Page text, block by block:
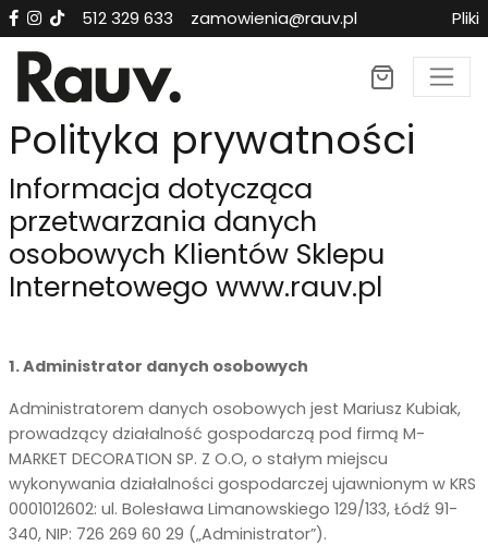
512 329 633 zamowienia@rauv.pl Pliki
Polityka prywatności
Informacja dotycząca
przetwarzania danych
osobowych Klientów Sklepu
Internetowego www.rauv.pl
1. Administrator danych osobowych
Administratorem danych osobowych jest Mariusz Kubiak,
prowadzący działalność gospodarczą pod firmą M-
MARKET DECORATION SP. Z O.O, o stałym miejscu
wykonywania działalności gospodarczej ujawnionym w KRS
0001012602: ul. Bolesława Limanowskiego 129/133, Łódź 91-
340, NIP: 726 269 60 29 („Administrator”).